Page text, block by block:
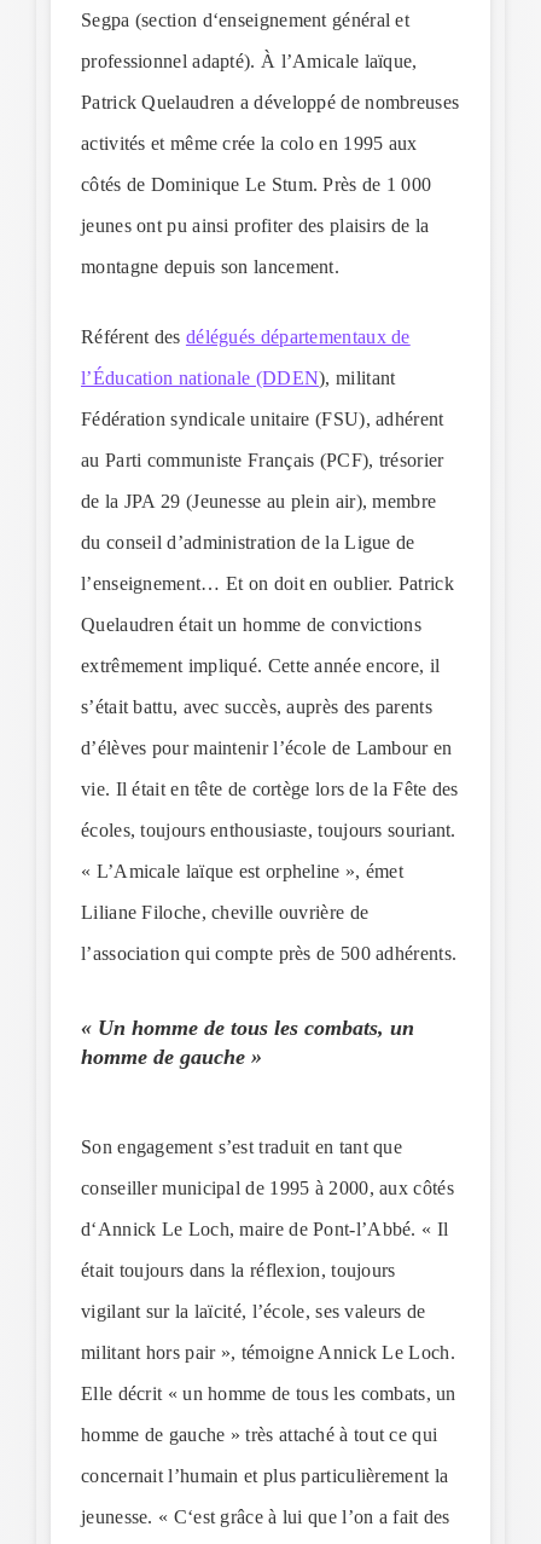
Segpa (section d‘enseignement général et
professionnel adapté). À l’Amicale laïque,
Patrick Quelaudren a développé de nombreuses
activités et même crée la colo en 1995 aux
côtés de Dominique Le Stum. Près de 1 000
jeunes ont pu ainsi profiter des plaisirs de la
montagne depuis son lancement.
Référent des délégués départementaux de
l’Éducation nationale (DDEN), militant
Fédération syndicale unitaire (FSU), adhérent
au Parti communiste Français (PCF), trésorier
de la JPA 29 (Jeunesse au plein air), membre
du conseil d’administration de la Ligue de
l’enseignement… Et on doit en oublier. Patrick
Quelaudren était un homme de convictions
extrêmement impliqué. Cette année encore, il
s’était battu, avec succès, auprès des parents
d’élèves pour maintenir l’école de Lambour en
vie. Il était en tête de cortège lors de la Fête des
écoles, toujours enthousiaste, toujours souriant.
« L’Amicale laïque est orpheline », émet
Liliane Filoche, cheville ouvrière de
l’association qui compte près de 500 adhérents.
« Un homme de tous les combats, un
homme de gauche »
Son engagement s’est traduit en tant que
conseiller municipal de 1995 à 2000, aux côtés
d‘Annick Le Loch, maire de Pont-l’Abbé. « Il
était toujours dans la réflexion, toujours
vigilant sur la laïcité, l’école, ses valeurs de
militant hors pair », témoigne Annick Le Loch.
Elle décrit « un homme de tous les combats, un
homme de gauche » très attaché à tout ce qui
concernait l’humain et plus particulièrement la
jeunesse. « C‘est grâce à lui que l’on a fait des